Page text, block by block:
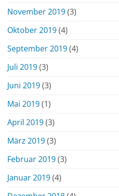
November 2019(3)
Oktober 2019(4)
September 2019(4)
Juli 2019(3)
Juni 2019(3)
Mai 2019(1)
April 2019(3)
März 2019(3)
Februar 2019(3)
Januar 2019(4)